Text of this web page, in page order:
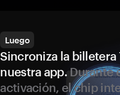
Luego
Sincroniza la billetera
nuestra app.Durante
activación, el chip